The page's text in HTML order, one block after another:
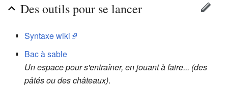
Des outils pour se lancer
Syntaxe wiki
Bac à sable
Un espace pour s'entraîner, en jouant à faire... (des
pâtés ou des châteaux).